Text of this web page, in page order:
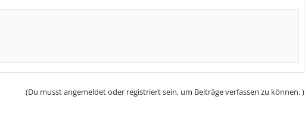
(Du musst angemeldet oder registriert sein, um Beiträge verfassen zu können. )